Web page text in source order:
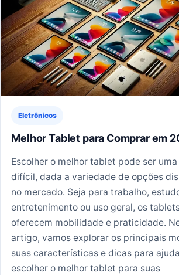
Eletrônicos
Melhor Tablet para Comprar em
Escolher o melhor tablet pode ser
difícil, dada a variedade de opções
no mercado. Seja para trabalho,
entretenimento ou uso geral, os
oferecem mobilidade e praticidade.
artigo, vamos explorar os principais
suas características e dicas para
escolher o melhor tablet para suas